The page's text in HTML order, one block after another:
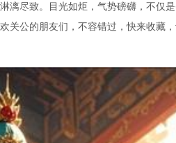
漓尽致。目光如炬，气势磅礴，不仅
关公的朋友们，不容错过，快来收藏